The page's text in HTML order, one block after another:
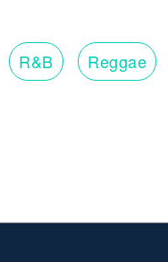
R&B Reggae